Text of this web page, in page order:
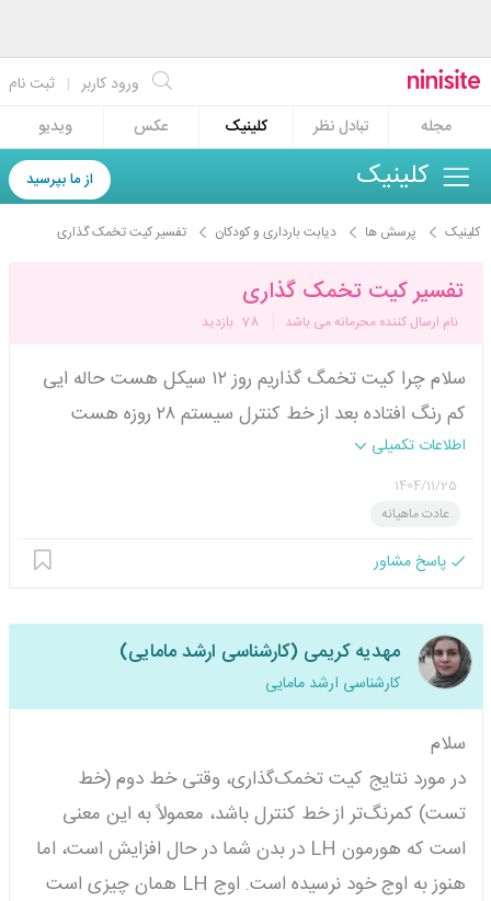
ثبت نام | ورود کاربر
مجله
تبادل نظر کلینیک عکس ویدیو
از ما بپرسید کلینیک
کلینیک پرسش ها دیابت بارداری و کودکان تفسیر کیت تخمک گذاری
تفسیر کیت تخمک گذاری
نام ارسال کننده محرمانه می باشد 78 بازدید
سلام چرا کیت تخمگ گذاریم روز ۱۲ سیکل هست حاله ایی
کم رنگ افتاده بعد از خط کنترل سیستم ۲۸ روزه هست
اطلاعات تکمیلی
1404/11/25
عادت ماهیانه
پاسخ مشاور
مهدیه کریمی (کارشناسی ارشد مامایی)
کارشناسی ارشد مامایی
سلام
در مورد نتایج کیت تخمک‌گذاری، وقتی خط دوم (خط
تست) کمرنگ‌تر از خط کنترل باشد، معمولاً به این معنی
است که هورمون LH در بدن شما در حال افزایش است، اما
هنوز به اوج خود نرسیده است. اوج LH همان چیزی است